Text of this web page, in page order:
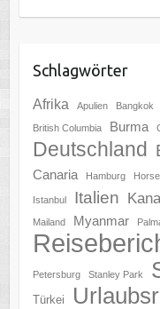
Schlagwörter
Afrika Apulien Bangkok
British Columbia Burma
Deutschland
Canaria
Hamburg
Istanbul Italien
Mailand Myanmar
Petersburg Stanley Park
Türkei